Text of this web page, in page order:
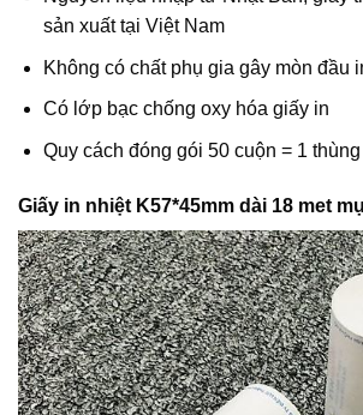
sản xuất tại Việt Nam
Không có chất phụ gia gây mòn đầu
Có lớp bạc chống oxy hóa giấy in
Quy cách đóng gói 50 cuộn = 1 thùng
Giấy in nhiệt K57*45mm dài 18 met